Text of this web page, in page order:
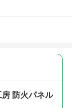
防火パネル